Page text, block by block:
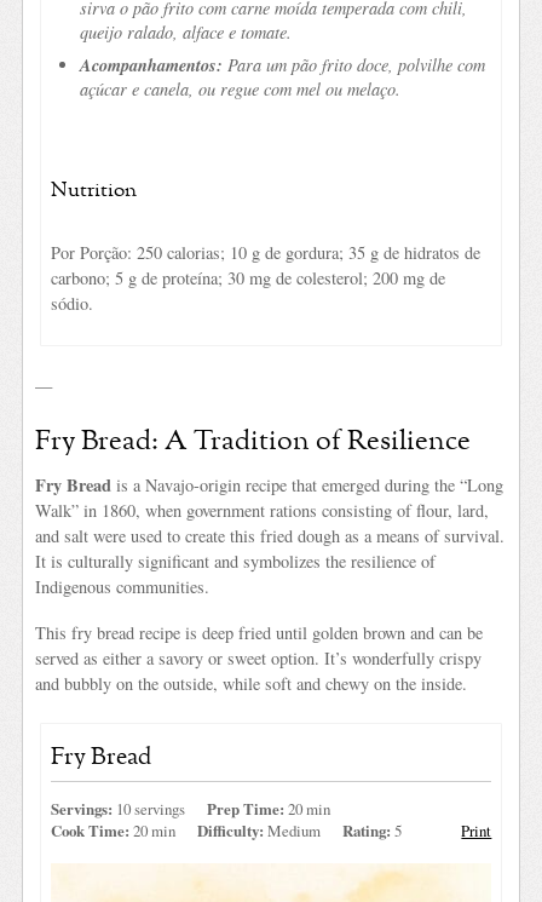
sirva o pão frito com carne moída temperada com chili,
queijo ralado, alface e tomate.
Acompanhamentos: Para um pão frito doce, polvilhe com
açúcar e canela, ou regue com mel ou melaço.
Nutrition
Por Porção: 250 calorias; 10 g de gordura; 35 g de hidratos de
carbono; 5 g de proteína; 30 mg de colesterol; 200 mg de
sódio.
—
Fry Bread: A Tradition of Resilience
Fry Breadis a Navajo-origin recipe that emerged during the “Long
Walk” in 1860, when government rations consisting of flour, lard,
and salt were used to create this fried dough as a means of survival.
It is culturally significant and symbolizes the resilience of
Indigenous communities.
This fry bread recipe is deep fried until golden brown and can be
served as either a savory or sweet option. It’s wonderfully crispy
and bubbly on the outside, while soft and chewy on the inside.
Fry Bread
Servings: 10 servings Prep Time: 20 min
Cook Time: 20 min Difficulty: Medium Rating:5 Print